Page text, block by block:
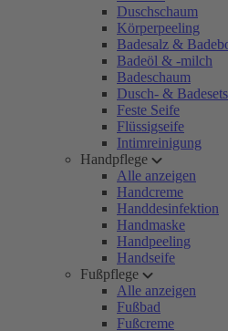
Duschschaum
Körperpeeling
Badesalz &
Badeöl & -milch
Badeschaum
Dusch- & Badesets
Feste Seife
Flüssigseife
Intimreinigung
Handpflege
Alle anzeigen
Handcreme
Handdesinfektion
Handmaske
Handpeeling
Handseife
Fußpflege
Alle anzeigen
Fußbad
Fußcreme